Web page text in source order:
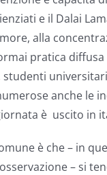
e il Dalai
alla
pratica
anche le
è uscito in
è che – in
– si